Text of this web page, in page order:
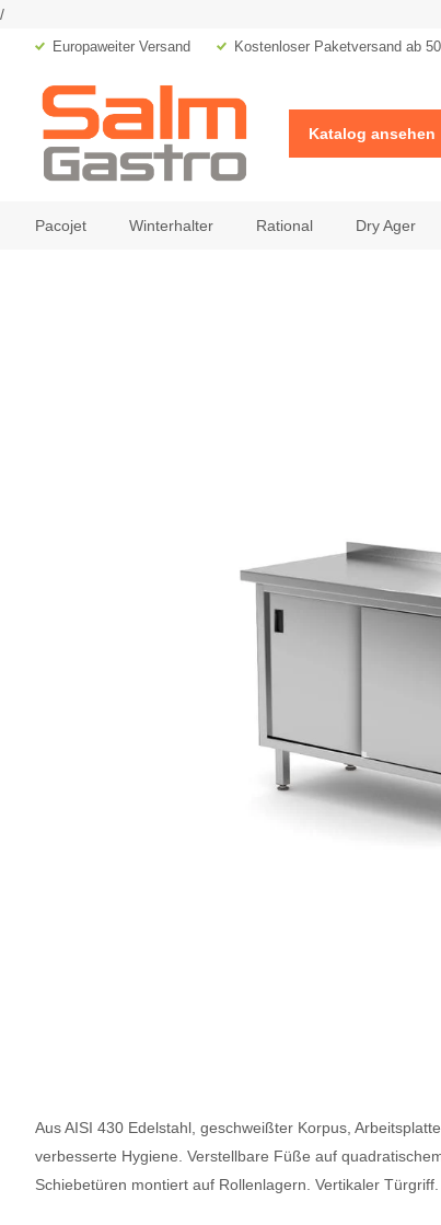
/
Europaweiter Versand Kostenloser Paketversand ab
Katalog ansehen
Pacojet Winterhalter Rational Dry Ager
Aus AISI 430 Edelstahl, geschweißter Korpus,
verbesserte Hygiene. Verstellbare Füße auf
Schiebetüren montiert auf Rollenlagern. Vertikaler Türgriff.